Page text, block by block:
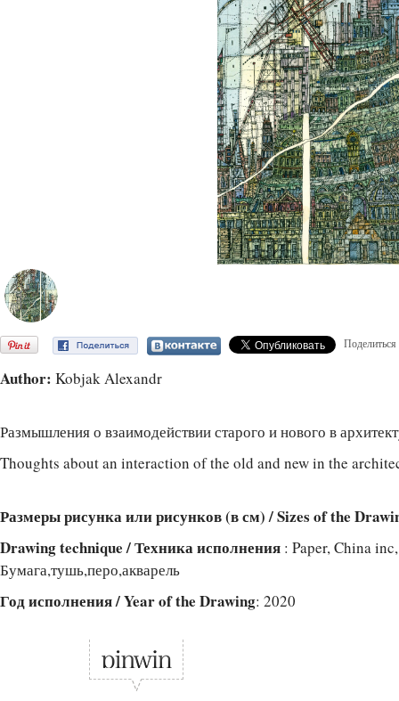
Поделиться
Author: Kobjak Alexandr
Размышления о взаимодействии старого и нового в
Thoughts about an interaction of the old and new in the
Размеры рисунка или рисунков (в см) / Sizes of the
Drawing technique / Техника исполнения : Paper, China
Бумага,тушь,перо,акварель
Год исполнения / Year of the Drawing: 2020